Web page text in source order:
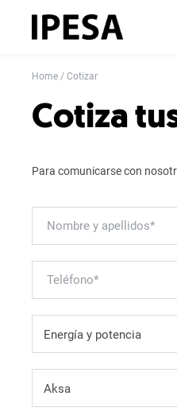
Home Cotizar
Cotiza
Para comunicarse con